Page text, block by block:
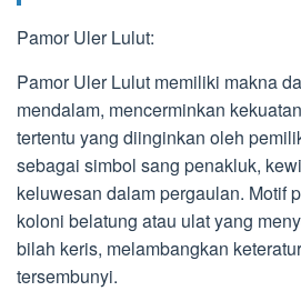
Pamor Uler Lulut:
Pamor Uler Lulut memiliki makna
mendalam, mencerminkan
tertentu yang diinginkan oleh
sebagai simbol sang penakluk,
keluwesan dalam pergaulan. Motif
koloni belatung atau ulat yang
bilah keris, melambangkan
tersembunyi.